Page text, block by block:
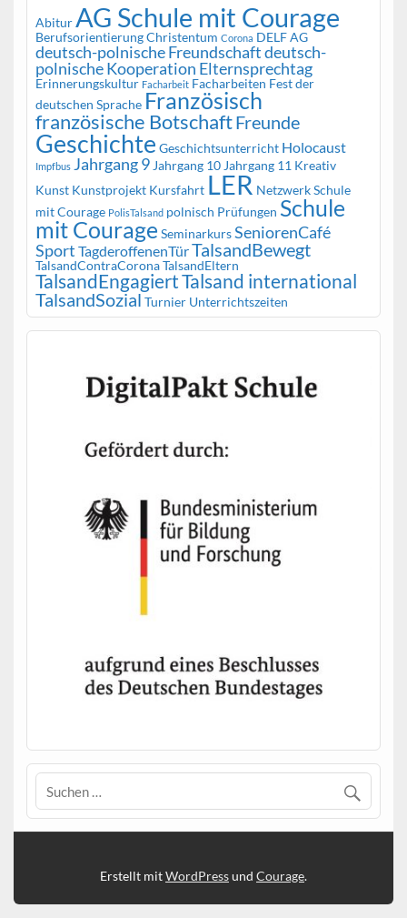
AbiturAG Schule mit Courage
BerufsorientierungChristentum Corona DELF AG
deutsch-polnische Freundschaftdeutsch-
polnische Kooperation Elternsprechtag
Erinnerungskultur Facharbeit Facharbeiten Fest der
deutschen Sprache Französisch
französische BotschaftFreunde
Geschichte Geschichtsunterricht Holocaust
Impfbus Jahrgang 9 Jahrgang 10 Jahrgang 11 Kreativ
Kunst Kunstprojekt Kursfahrt LER Netzwerk Schule
mit Courage PolisTalsand polnisch Prüfungen Schule
mit Courage SeminarkursSeniorenCafé
Sport TagderoffenenTürTalsandBewegt
TalsandContraCoronaTalsandEltern
TalsandEngagiertTalsand international
TalsandSozial Turnier Unterrichtszeiten
Erstellt mitWordPressund Courage.